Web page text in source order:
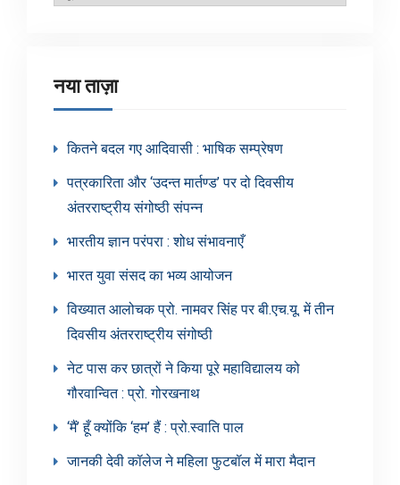
नया ताज़ा
कितने बदल गए आदिवासी : भाषिक सम्प्रेषण
पत्रकारिता और ‘उदन्त मार्तण्ड’ पर दो दिवसीय
अंतरराष्ट्रीय संगोष्ठी संपन्न
भारतीय ज्ञान परंपरा : शोध संभावनाएँ
भारत युवा संसद का भव्य आयोजन
विख्यात आलोचक प्रो. नामवर सिंह पर बी.एच.यू. में तीन
दिवसीय अंतरराष्ट्रीय संगोष्ठी
नेट पास कर छात्रों ने किया पूरे महाविद्यालय को
गौरवान्वित : प्रो. गोरखनाथ
‘मैं’ हूँ क्योंकि ‘हम’ हैं : प्रो.स्वाति पाल
जानकी देवी कॉलेज ने महिला फुटबॉल में मारा मैदान